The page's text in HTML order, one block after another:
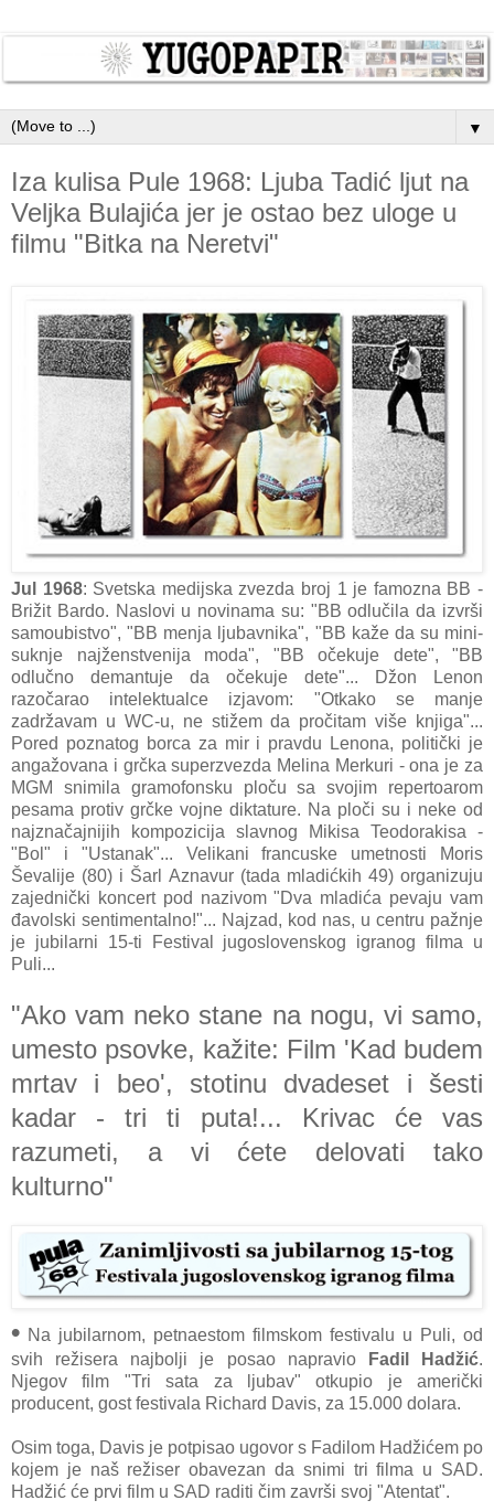
▼
Iza kulisa Pule 1968: Ljuba Tadić ljut na
Veljka Bulajića jer je ostao bez uloge u
filmu "Bitka na Neretvi"
Jul 1968: Svetska medijska zvezda broj 1 je famozna BB -
Brižit Bardo. Naslovi u novinama su: "BB odlučila da izvrši
samoubistvo", "BB menja ljubavnika", "BB kaže da su mini-
suknje najženstvenija moda", "BB očekuje dete", "BB
odlučno demantuje da očekuje dete"... Džon Lenon
razočarao intelektualce izjavom: "Otkako se manje
zadržavam u WC-u, ne stižem da pročitam više knjiga"...
Pored poznatog borca za mir i pravdu Lenona, politički je
angažovana i grčka superzvezda Melina Merkuri - ona je za
MGM snimila gramofonsku ploču sa svojim repertoarom
pesama protiv grčke vojne diktature. Na ploči su i neke od
najznačajnijih kompozicija slavnog Mikisa Teodorakisa -
"Bol" i "Ustanak"... Velikani francuske umetnosti Moris
Ševalije (80) i Šarl Aznavur (tada mladićkih 49) organizuju
zajednički koncert pod nazivom "Dva mladića pevaju vam
đavolski sentimentalno!"... Najzad, kod nas, u centru pažnje
je jubilarni 15-ti Festival jugoslovenskog igranog filma u
Puli...
"Ako vam neko stane na nogu, vi samo,
umesto psovke, kažite: Film 'Kad budem
mrtav i beo', stotinu dvadeset i šesti
kadar - tri ti puta!... Krivac će vas
razumeti, a vi ćete delovati tako
kulturno"
• Na jubilarnom, petnaestom filmskom festivalu u Puli, od
svih režisera najbolji je posao napravio
Fadil Hadžić.
Njegov film "Tri sata za ljubav" otkupio je američki
producent, gost festivala Richard Davis, za 15.000 dolara.
Osim toga, Davis je potpisao ugovor s Fadilom Hadžićem po
kojem je naš režiser obavezan da snimi tri filma u SAD.
Hadžić će prvi film u SAD raditi čim završi svoj "Atentat".